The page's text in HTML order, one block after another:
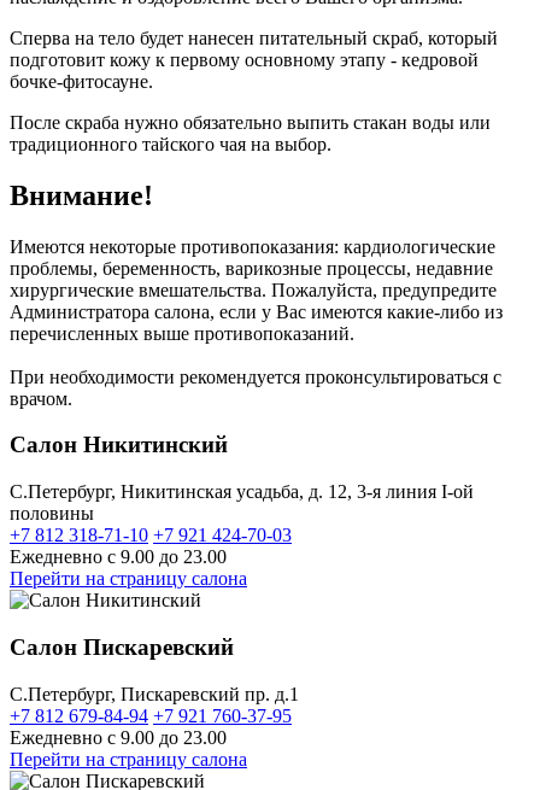
Сперва на тело будет нанесен питательный скраб, который
подготовит кожу к первому основному этапу - кедровой
бочке-фитосауне.
После скраба нужно обязательно выпить стакан воды или
традиционного тайского чая на выбор.
Внимание!
Имеются некоторые противопоказания: кардиологические
проблемы, беременность, варикозные процессы, недавние
хирургические вмешательства. Пожалуйста, предупредите
Администратора салона, если у Вас имеются какие-либо из
перечисленных выше противопоказаний.
При необходимости рекомендуется проконсультироваться с
врачом.
Салон Никитинский
C.Петербург, Никитинская усадьба, д. 12, 3-я линия I-ой
половины
+7 812 318-71-10 +7 921 424-70-03
Ежедневно с 9.00 до 23.00
Перейти на страницу салона
Салон Пискаревский
C.Петербург, Пискаревский пр. д.1
+7 812 679-84-94 +7 921 760-37-95
Ежедневно с 9.00 до 23.00
Перейти на страницу салона